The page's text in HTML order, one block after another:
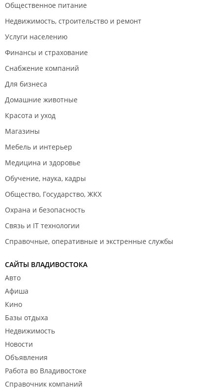
гараж у меня отапливаемый ваша переделка
что бы убрать все ваши косяки и демантожом
всего вашего старого обходится мне в 20000 руб
контроль качества проводите не на своих
клиентах а где то на выставочных образцах
которые потом уж точно с такими косяками
Общественное питание
Недвижимость, строительство и ремонт
Услуги населению
Финансы и страхование
Снабжение компаний
Для бизнеса
Домашние животные
Красота и уход
Магазины
Мебель и интерьер
Медицина и здоровье
Обучение, наука, кадры
Общество, Государство, ЖКХ
Охрана и безопасность
Связь и IT технологии
Справочные, оперативные и экстренные службы
САЙТЫ ВЛАДИВОСТОКА
Авто
Афиша
Кино
Базы отдыха
Недвижимость
Новости
Объявления
Работа во Владивостоке
Справочник компаний